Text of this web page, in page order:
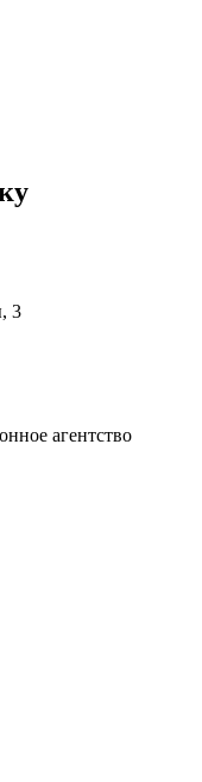
3
агентство